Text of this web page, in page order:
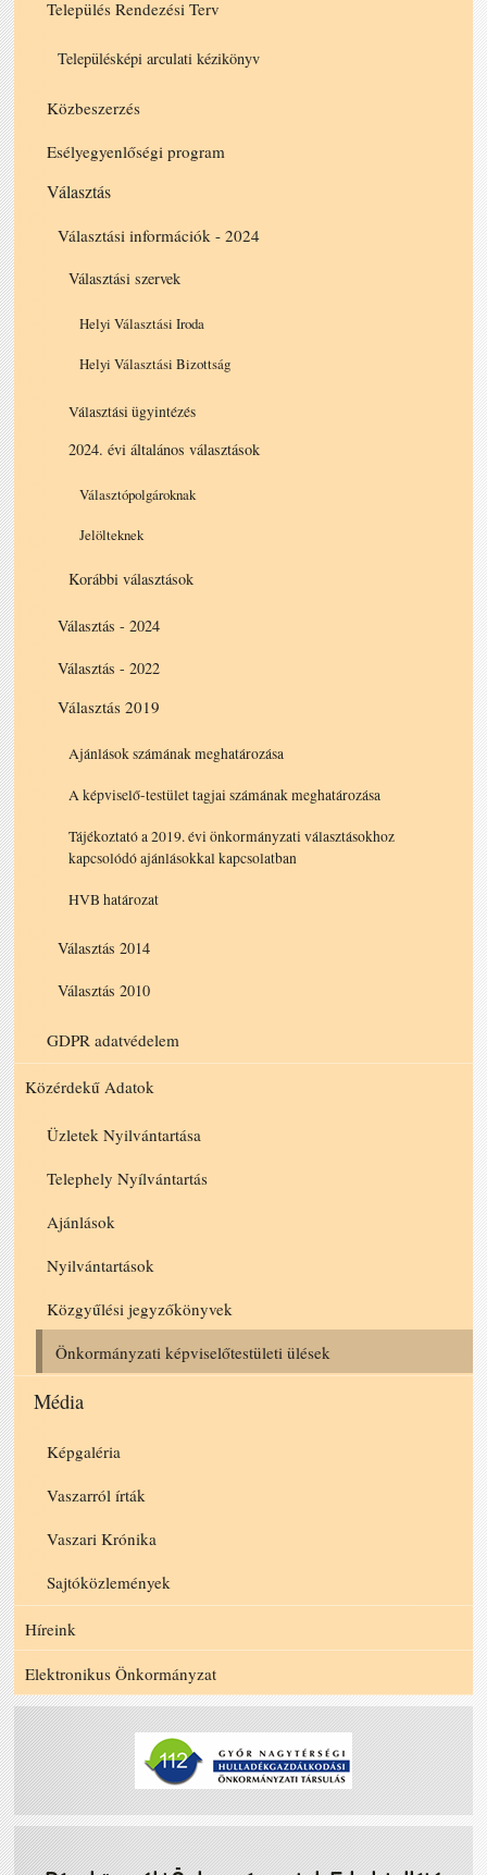
Település Rendezési Terv
Településképi arculati kézikönyv
Közbeszerzés
Esélyegyenlőségi program
Választás
Választási információk - 2024
Választási szervek
Helyi Választási Iroda
Helyi Választási Bizottság
Választási ügyintézés
2024. évi általános választások
Választópolgároknak
Jelölteknek
Korábbi választások
Választás - 2024
Választás - 2022
Választás 2019
Ajánlások számának meghatározása
A képviselő-testület tagjai számának meghatározása
Tájékoztató a 2019. évi önkormányzati választásokhoz
kapcsolódó ajánlásokkal kapcsolatban
HVB határozat
Választás 2014
Választás 2010
GDPR adatvédelem
Közérdekű Adatok
Üzletek Nyilvántartása
Telephely Nyílvántartás
Ajánlások
Nyilvántartások
Közgyűlési jegyzőkönyvek
Önkormányzati képviselőtestületi ülések
Média
Képgaléria
Vaszarról írták
Vaszari Krónika
Sajtóközlemények
Híreink
Elektronikus Önkormányzat